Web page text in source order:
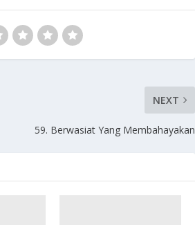
NEXT
59. Berwasiat Yang Membahayakan